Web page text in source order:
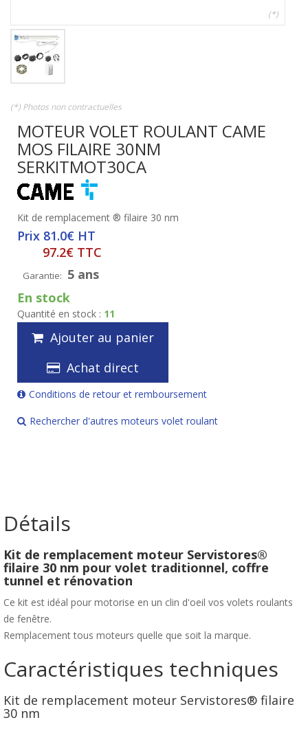
(*)
(*) Photos non contractuelles
MOTEUR VOLET ROULANT CAME
MOS FILAIRE 30NM
SERKITMOT30CA
Kit de remplacement ® filaire 30 nm
Prix 81.0€ HT
97.2€ TTC
Garantie: 5 ans
En stock
Quantité en stock : 11
Ajouter au panier
Achat direct
Conditions de retour et remboursement
Rechercher d'autres moteurs volet roulant
Détails
Kit de remplacement moteur Servistores®
filaire 30 nm pour volet traditionnel, coffre
tunnel et rénovation
Ce kit est idéal pour motorise en un clin d'oeil vos volets roulants
de fenêtre.
Remplacement tous moteurs quelle que soit la marque.
Caractéristiques techniques
Kit de remplacement moteur Servistores® filaire
30 nm